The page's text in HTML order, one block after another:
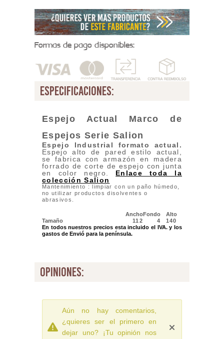
Formas de pago disponibles:
especificaciones:
Espejo Actual Marco de
Espejos Serie Salion
Espejo Industrial
formato actual.
Espejo alto de pared estilo actual,
se fabrica con armazón en madera
forrado de corte de espejo con junta
en color negro. Enlace toda la
colección Salion
Mantenimiento : limpiar con un paño húmedo,
no utilizar productos disolventes o
abrasivos.
AnchoFondo
Alto
Tamaño
112 4
140
En todos nuestros precios esta incluido el IVA. y los
gastos de Envió para la península.
opiniones:
Aún no hay comentarios,
¿quieres ser el primero en
dejar uno? ¡Tu opinión nos